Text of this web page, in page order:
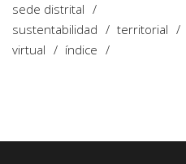
sede distrital
sustentabilidad
territorial
virtual
índice